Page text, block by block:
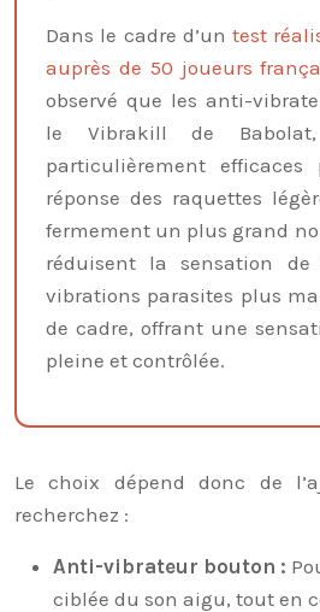
Dans le cadre d’un test
auprès de 50 joueurs
observé que les anti-
le Vibrakill de
particulièrement
réponse des raquettes
fermement un plus grand
réduisent la sensation
vibrations parasites plus
de cadre, offrant une
pleine et contrôlée.
Le choix dépend donc de
recherchez :
Anti-vibrateur bouton :
ciblée du son aigu, tout en